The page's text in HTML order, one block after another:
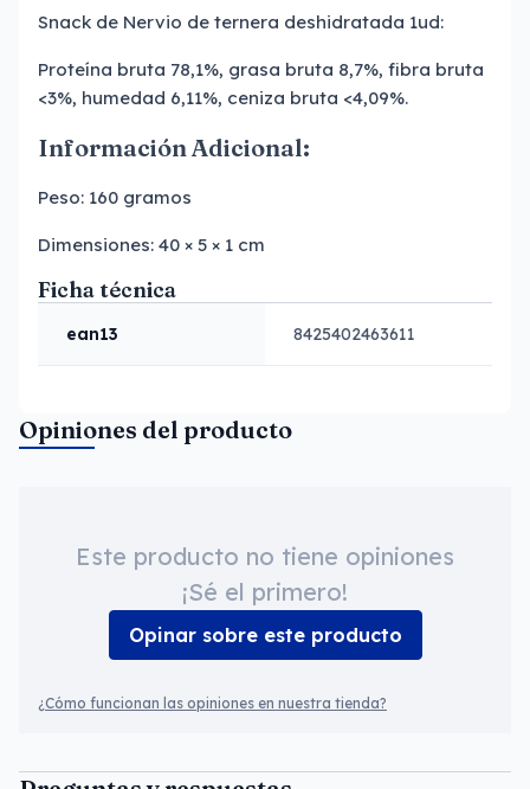
Snack de Nervio de ternera deshidratada 1ud:
Proteína bruta 78,1%, grasa bruta 8,7%, fibra bruta
<3%, humedad 6,11%, ceniza bruta <4,09%.
Información Adicional:
Peso: 160 gramos
Dimensiones: 40 × 5 × 1 cm
Ficha técnica
ean13 8425402463611
Opiniones del producto
Este producto no tiene opiniones
¡Sé el primero!
Opinar sobre este producto
¿Cómo funcionan las opiniones en nuestra tienda?